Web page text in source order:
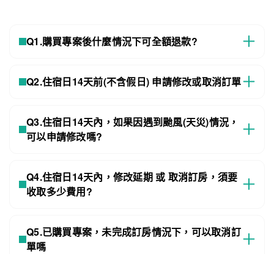
Q1.購買專案後什麼情況下可全額退款?
Q2.住宿日14天前(不含假日) 申請修改或取消訂單
Q3.住宿日14天內，如果因遇到颱風(天災)情況，
可以申請修改嗎?
Q4.住宿日14天內，修改延期 或 取消訂房，須要
收取多少費用?
Q5.已購買專案，未完成訂房情況下，可以取消訂
單嗎